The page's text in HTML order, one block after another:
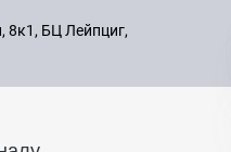
с 09:00
8 495
8к1, БЦ Лейпциг,